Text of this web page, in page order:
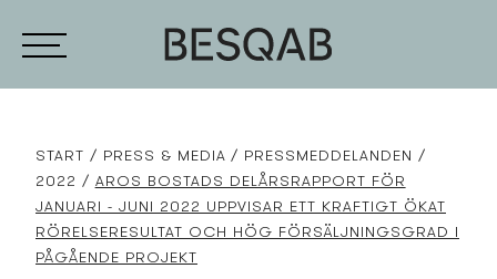
START PRESS­ & MEDIA
PRESS­MEDDELANDEN
2022
AROS BOSTADS­ DELÅRSRAPPORT FÖR
JANUARI - JUNI 2022 UPPVISAR ETT KRAFTIGT ÖKAT
RÖRELSERESULTAT OCH HÖG FÖRSÄLJNINGSGRAD I
PÅGÅENDE PROJEKT